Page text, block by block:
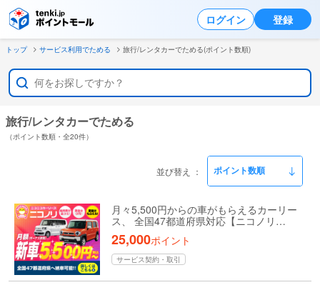
ログイン 登録
トップ サービス利用でためる 旅行/レンタカーでためる(ポイント数順)
旅行/レンタカーでためる
（ポイント数順・全20件）
並び替え
月々5,500円からの車がもらえるカーリー
ス、 全国47都道府県対応【ニコノリ…
25,000ポイント
サービス契約・取引